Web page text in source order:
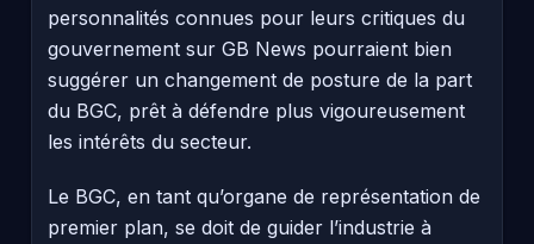
personnalités connues pour leurs critiques du
gouvernement sur GB News pourraient bien
suggérer un changement de posture de la part
du BGC, prêt à défendre plus vigoureusement
les intérêts du secteur.
Le BGC, en tant qu’organe de représentation de
premier plan, se doit de guider l’industrie à